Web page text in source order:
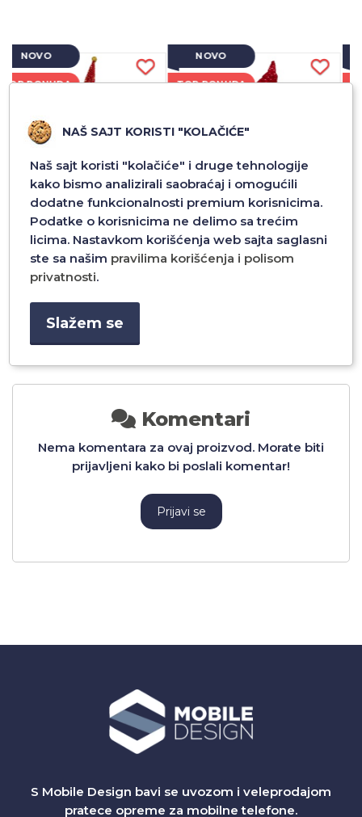
NOVO
TOP PONUDA
DEDA MRAZ C25-11 75CM
NOVO
TOP PONUDA
IRVAS C25-02 75CM
Komentari
Nema komentara za ovaj proizvod. Morate biti
prijavljeni kako bi poslali komentar!
Prijavi se
S Mobile Design bavi se uvozom i veleprodajom
pratece opreme za mobilne telefone.
NAŠ SAJT KORISTI "KOLAČIĆE"
Naš sajt koristi "kolačiće" i druge tehnologije
kako bismo analizirali saobraćaj i omogućili
dodatne funkcionalnosti premium korisnicima.
Podatke o korisnicima ne delimo sa trećim
licima. Nastavkom korišćenja web sajta saglasni
ste sa našim pravilima korišćenja i polisom
privatnosti.
Slažem se